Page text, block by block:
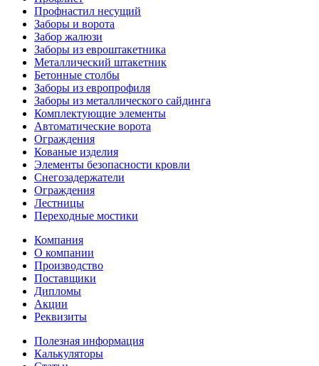
Профнастил несущий
Заборы и ворота
Забор жалюзи
Заборы из евроштакетника
Металлический штакетник
Бетонные столбы
Заборы из европрофиля
Заборы из металлического сайдинга
Комплектующие элементы
Автоматические ворота
Ограждения
Кованые изделия
Элементы безопасности кровли
Снегозадержатели
Ограждения
Лестницы
Переходные мостики
Компания
О компании
Производство
Поставщики
Дипломы
Акции
Реквизиты
Полезная информация
Калькуляторы